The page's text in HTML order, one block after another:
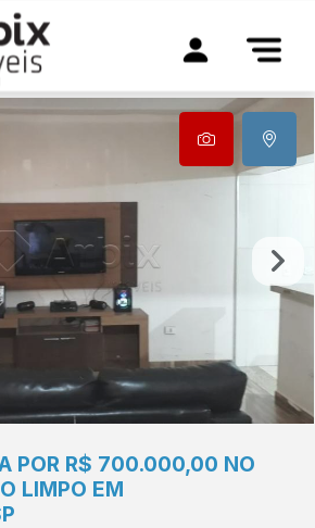
POR R$ 700.000,00 NO
LIMPO EM